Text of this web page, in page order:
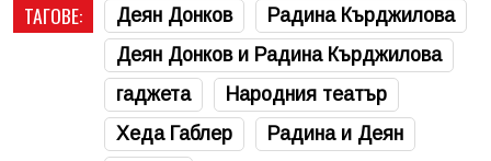
ТАГОВЕ: Деян Донков
Радина Кърджилова
Деян Донков и Радина Кърджилова
гаджета
Народния театър
Хеда Габлер
Радина и Деян